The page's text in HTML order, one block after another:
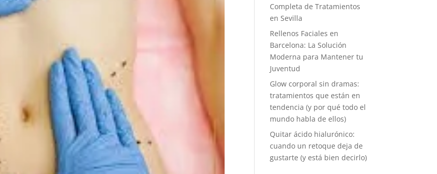
Completa de Tratamientos
en Sevilla
Rellenos Faciales en
Barcelona: La Solución
Moderna para Mantener tu
Juventud
Glow corporal sin dramas:
tratamientos que están en
tendencia (y por qué todo el
mundo habla de ellos)
Quitar ácido hialurónico:
cuando un retoque deja de
gustarte (y está bien decirlo)